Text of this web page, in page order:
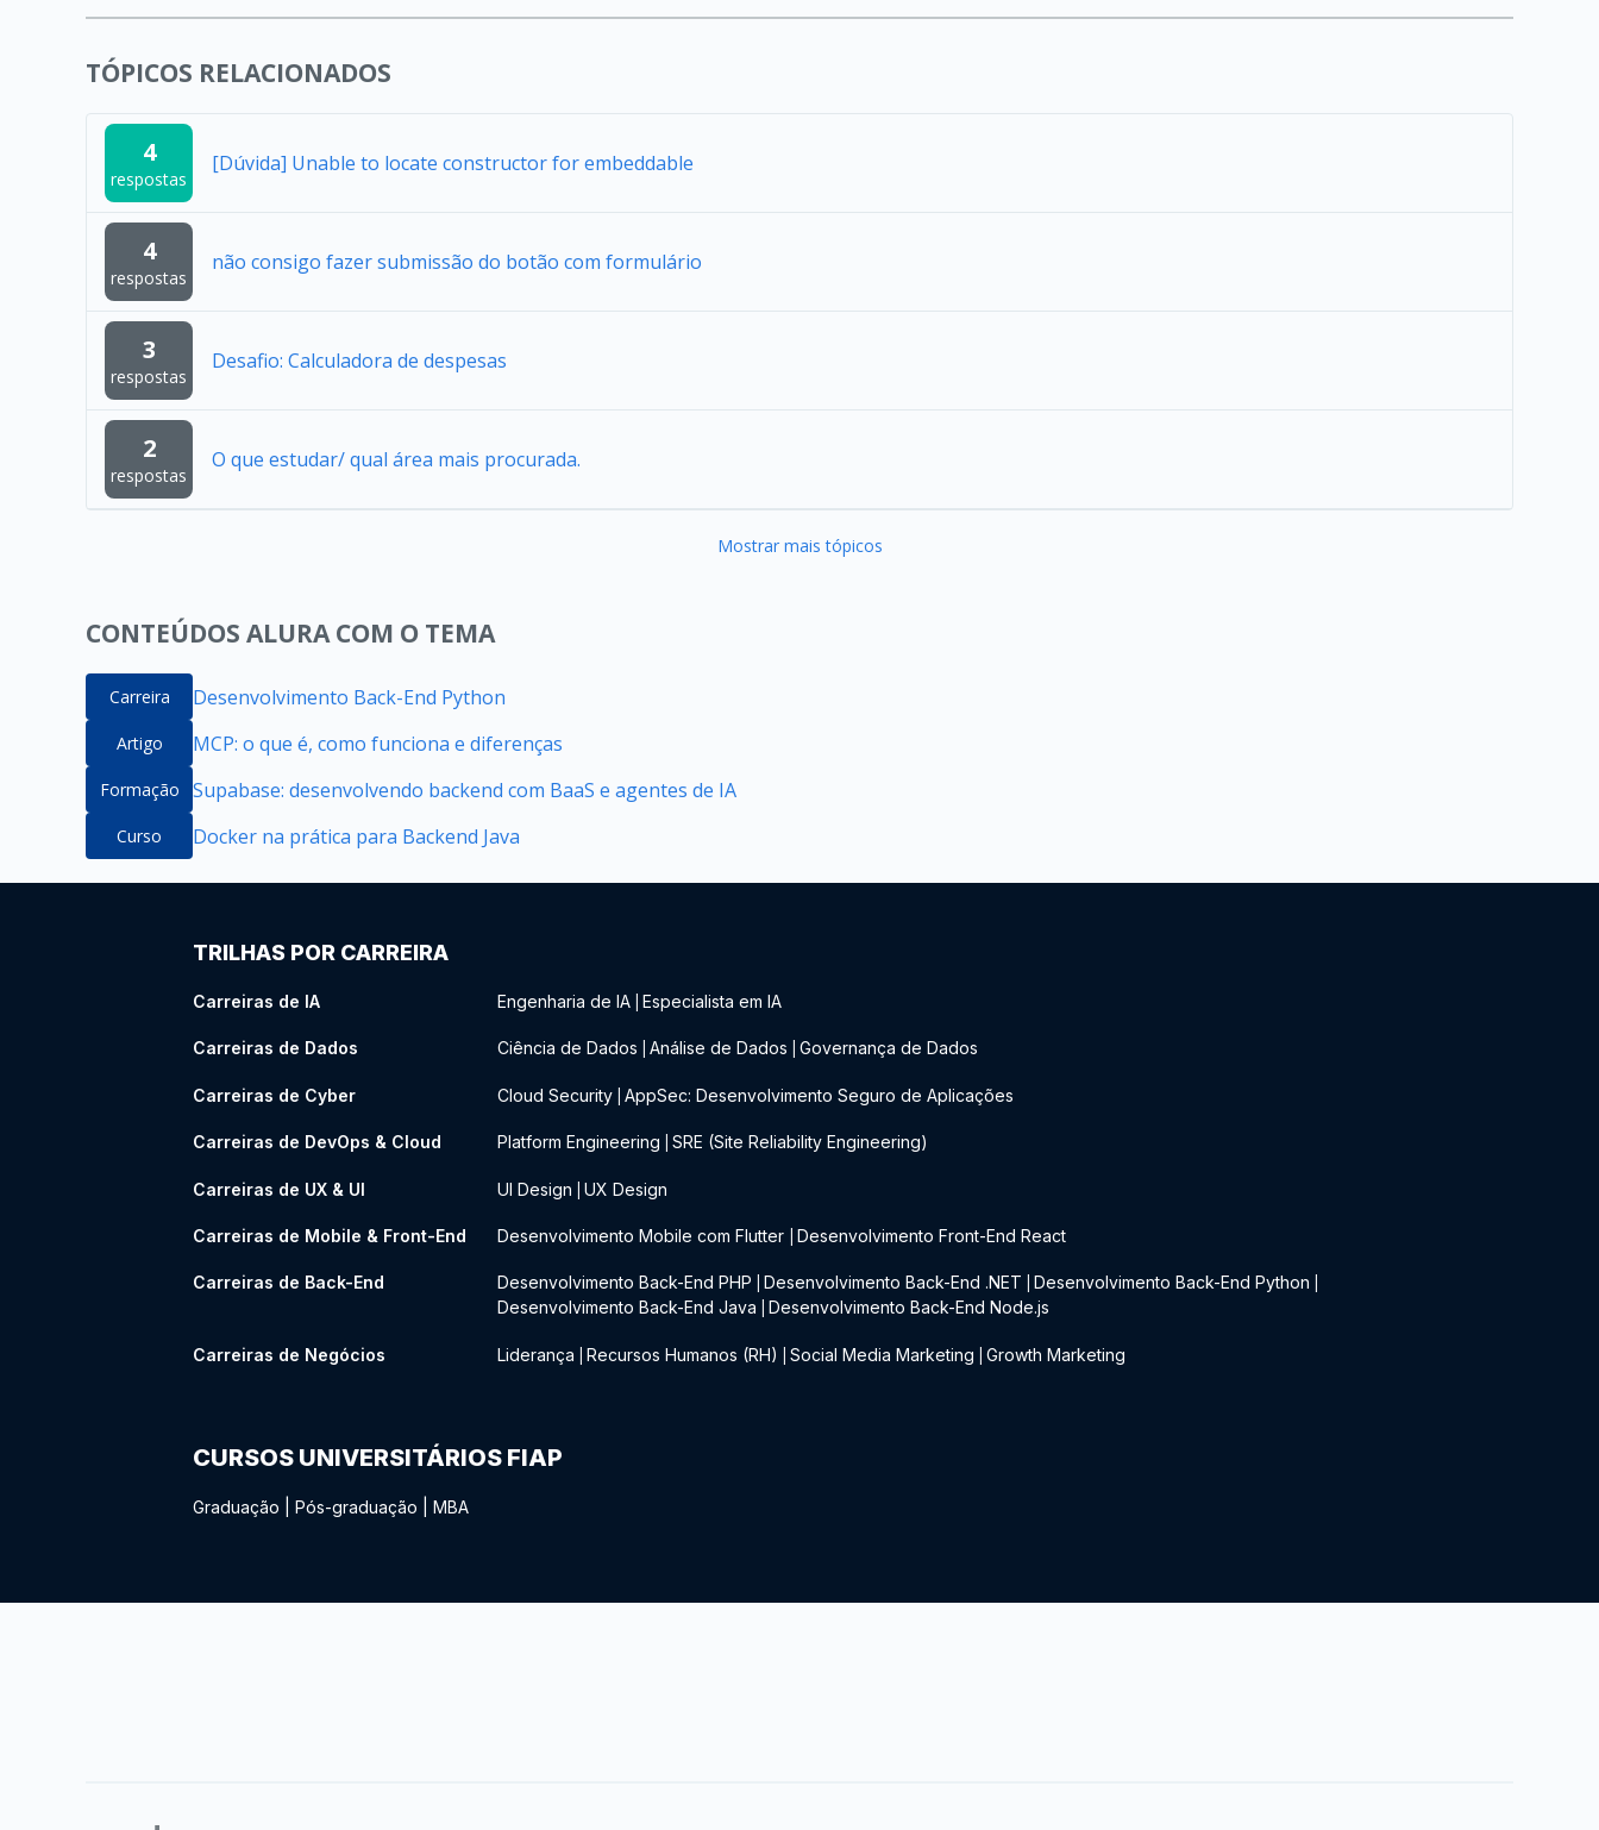
TÓPICOS RELACIONADOS
4
respostas
[Dúvida] Unable to locate constructor for embeddable
4
respostas
não consigo fazer submissão do botão com formulário
3
respostas
Desafio: Calculadora de despesas
2
respostas
O que estudar/ qual área mais procurada.
Mostrar mais tópicos
CONTEÚDOS ALURA COM O TEMA
Carreira Desenvolvimento Back-End Python
Artigo MCP: o que é, como funciona e diferenças
Formação Supabase: desenvolvendo backend com BaaS e agentes de IA
Curso Docker na prática para Backend Java
TRILHAS POR CARREIRA
Carreiras de IA Engenharia de IA Especialista em IA
Carreiras de Dados Ciência de Dados Análise de Dados Governança de Dados
Carreiras de Cyber Cloud Security AppSec: Desenvolvimento Seguro de Aplicações
Carreiras de DevOps & Cloud Platform Engineering SRE (Site Reliability Engineering)
Carreiras de UX & UI UI Design UX Design
Carreiras de Mobile & Front-End Desenvolvimento Mobile com Flutter Desenvolvimento Front-End React
Carreiras de Back-End Desenvolvimento Back-End PHP Desenvolvimento Back-End .NET Desenvolvimento Back-End Python
Desenvolvimento Back-End Java Desenvolvimento Back-End Node.js
Carreiras de Negócios Liderança Recursos Humanos (RH) Social Media Marketing Growth Marketing
CURSOS UNIVERSITÁRIOS FIAP
Graduação Pós-graduação MBA